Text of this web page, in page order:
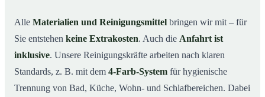
Alle Materialien und Reinigungsmittel bringen wir mit – für
Sie entstehen keine Extrakosten. Auch die Anfahrt ist
inklusive. Unsere Reinigungskräfte arbeiten nach klaren
Standards, z. B. mit dem 4-Farb-System für hygienische
Trennung von Bad, Küche, Wohn- und Schlafbereichen. Dabei